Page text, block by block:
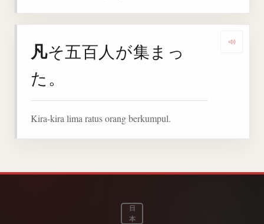
凡そ五百人が集まっ
た。
Kira-kira lima ratus orang berkumpul.
日
本